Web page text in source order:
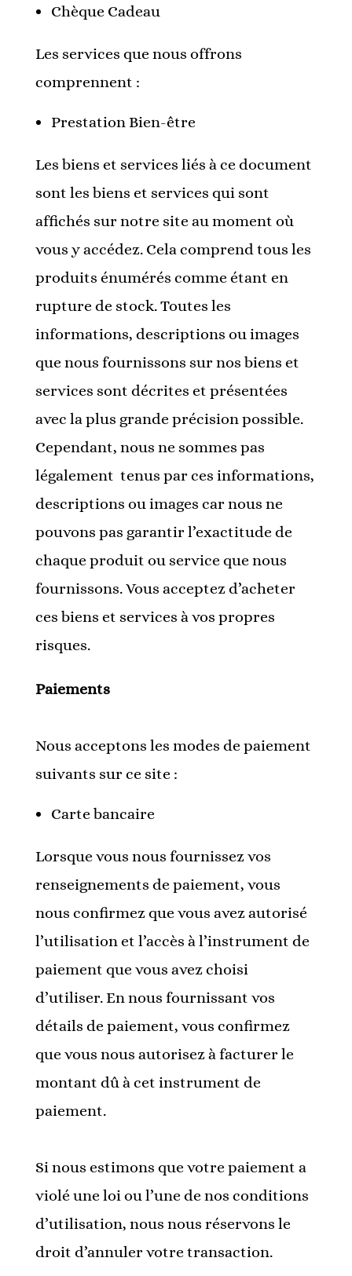
Chèque Cadeau
Les services que nous offrons
comprennent :
Prestation Bien-être
Les biens et services liés à ce document
sont les biens et services qui sont
affichés sur notre site au moment où
vous y accédez. Cela comprend tous les
produits énumérés comme étant en
rupture de stock. Toutes les
informations, descriptions ou images
que nous fournissons sur nos biens et
services sont décrites et présentées
avec la plus grande précision possible.
Cependant, nous ne sommes pas
légalement tenus par ces informations,
descriptions ou images car nous ne
pouvons pas garantir l’exactitude de
chaque produit ou service que nous
fournissons. Vous acceptez d’acheter
ces biens et services à vos propres
risques.
Paiements
Nous acceptons les modes de paiement
suivants sur ce site :
Carte bancaire
Lorsque vous nous fournissez vos
renseignements de paiement, vous
nous confirmez que vous avez autorisé
l’utilisation et l’accès à l’instrument de
paiement que vous avez choisi
d’utiliser. En nous fournissant vos
détails de paiement, vous confirmez
que vous nous autorisez à facturer le
montant dû à cet instrument de
paiement.
Si nous estimons que votre paiement a
violé une loi ou l’une de nos conditions
d’utilisation, nous nous réservons le
droit d’annuler votre transaction.